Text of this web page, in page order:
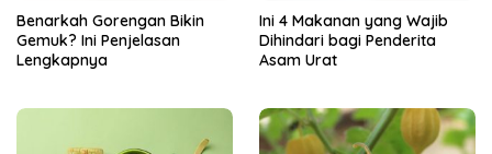
Benarkah Gorengan Bikin
Gemuk? Ini Penjelasan
Lengkapnya
Ini 4 Makanan yang Wajib
Dihindari bagi Penderita
Asam Urat